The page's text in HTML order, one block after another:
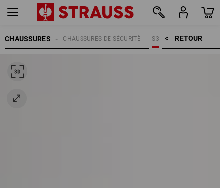
CHAUSSURES RETOUR    >
S3
CHAUSSURES DE SÉCURITÉ